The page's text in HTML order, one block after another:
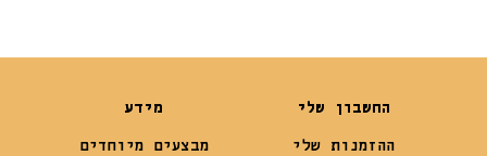
החשבון שלי
ההזמנות שלי
מידע
מבצעים מיוחדים